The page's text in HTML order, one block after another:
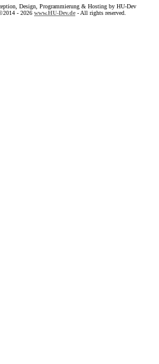
Design, Programmierung & Hosting by HU-Dev
- 2026 www.HU-Dev.de - All rights reserved.